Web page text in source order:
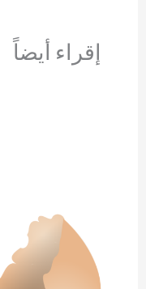
إقراء أيضاً